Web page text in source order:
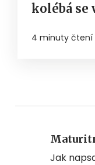
kolébá se
4 minuty čtení
Jak